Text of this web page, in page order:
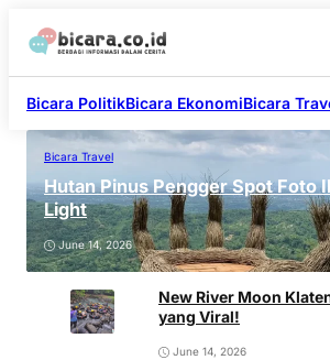
Bicara PolitikBicara EkonomiBicara
Bicara Travel
Hutan Pinus Pengger Spot Foto
Light
June 14, 2026
New River Moon
yang Viral!
June 14, 2026